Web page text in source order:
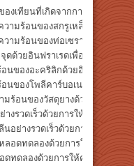
ของเทียนที่เกิดจากการให้ความร้
วามร้อนของสกรูเหล็กด้วยการใ
วามร้อนของท่อเซรามิก (อลูมิน
ดด้วยอินฟราเรดเพื่อแสดงการถ่
นของอะคริลิกด้วยอินฟราเรด
นของโพลีคาร์บอเนตด้วยอินฟรา
มร้อนของวัสดุยางด้วยการให้คว
งรวดเร็วด้วยการให้ความร้อนอิ
อย่างรวดเร็วด้วยการให้ความร้
อดทดลองด้วยการให้ความร้อน
ทดลองด้วยการให้ความร้อนด้ว